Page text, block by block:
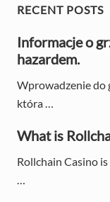
t
s
P
r
i
m
r
y
RECENT POSTS
Informacje o
hazardem.
Wprowadzenie do
która …
What is
Rollchain Casino